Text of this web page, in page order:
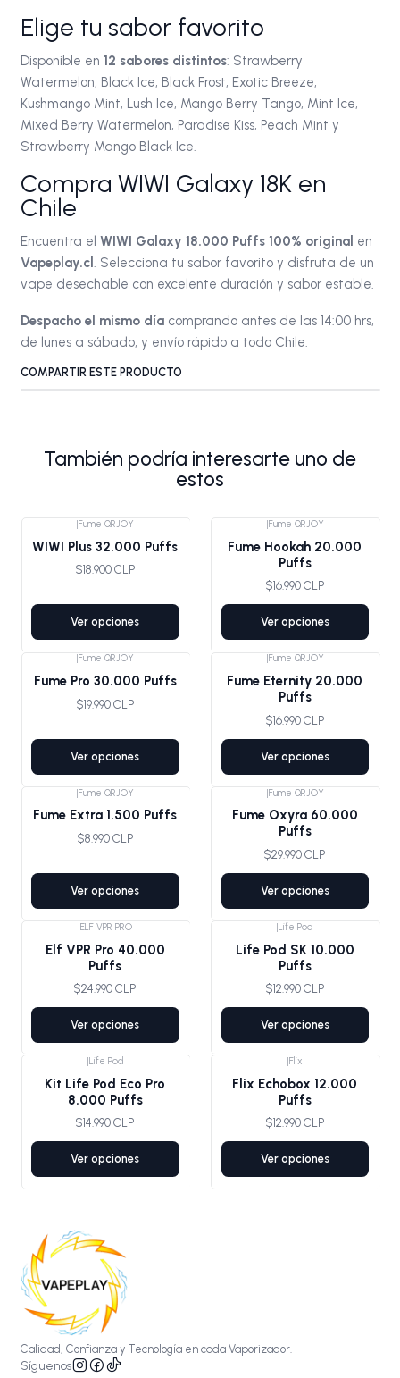
Elige tu sabor favorito
Disponible en 12 sabores distintos: Strawberry
Watermelon, Black Ice, Black Frost, Exotic Breeze,
Kushmango Mint, Lush Ice, Mango Berry Tango, Mint Ice,
Mixed Berry Watermelon, Paradise Kiss, Peach Mint y
Strawberry Mango Black Ice.
Compra WIWI Galaxy 18K en
Chile
Encuentra el WIWI Galaxy 18.000 Puffs 100% original en
Vapeplay.cl . Selecciona tu sabor favorito y disfruta de un
vape desechable con excelente duración y sabor estable.
Despacho el mismo díacomprando antes de las 14:00 hrs,
de lunes a sábado, y envío rápido a todo Chile.
COMPARTIR ESTE PRODUCTO
También podría interesarte uno de
estos
Fume QRJOY
WIWI Plus 32.000 Puffs
$18.900 CLP
Ver opciones
Fume QRJOY
Fume Hookah 20.000
Puffs
$16.990 CLP
Ver opciones
Fume QRJOY
Fume Pro 30.000 Puffs
$19.990 CLP
Ver opciones
Fume QRJOY
Fume Eternity 20.000
Puffs
$16.990 CLP
Ver opciones
|Fume QRJOY
Fume Extra 1.500 Puffs
$8.990 CLP
Ver opciones
|Fume QRJOY
Fume Oxyra 60.000
Puffs
$29.990 CLP
Ver opciones
|ELF VPR PRO
Elf VPR Pro 40.000
Puffs
$24.990 CLP
Ver opciones
|Life Pod
Life Pod SK 10.000
Puffs
$12.990 CLP
Ver opciones
Life Pod
Kit Life Pod Eco Pro
8.000 Puffs
$14.990 CLP
Ver opciones
Flix
Flix Echobox 12.000
Puffs
$12.990 CLP
Ver opciones
Calidad, Confianza y Tecnología en cada Vaporizador.
Síguenos